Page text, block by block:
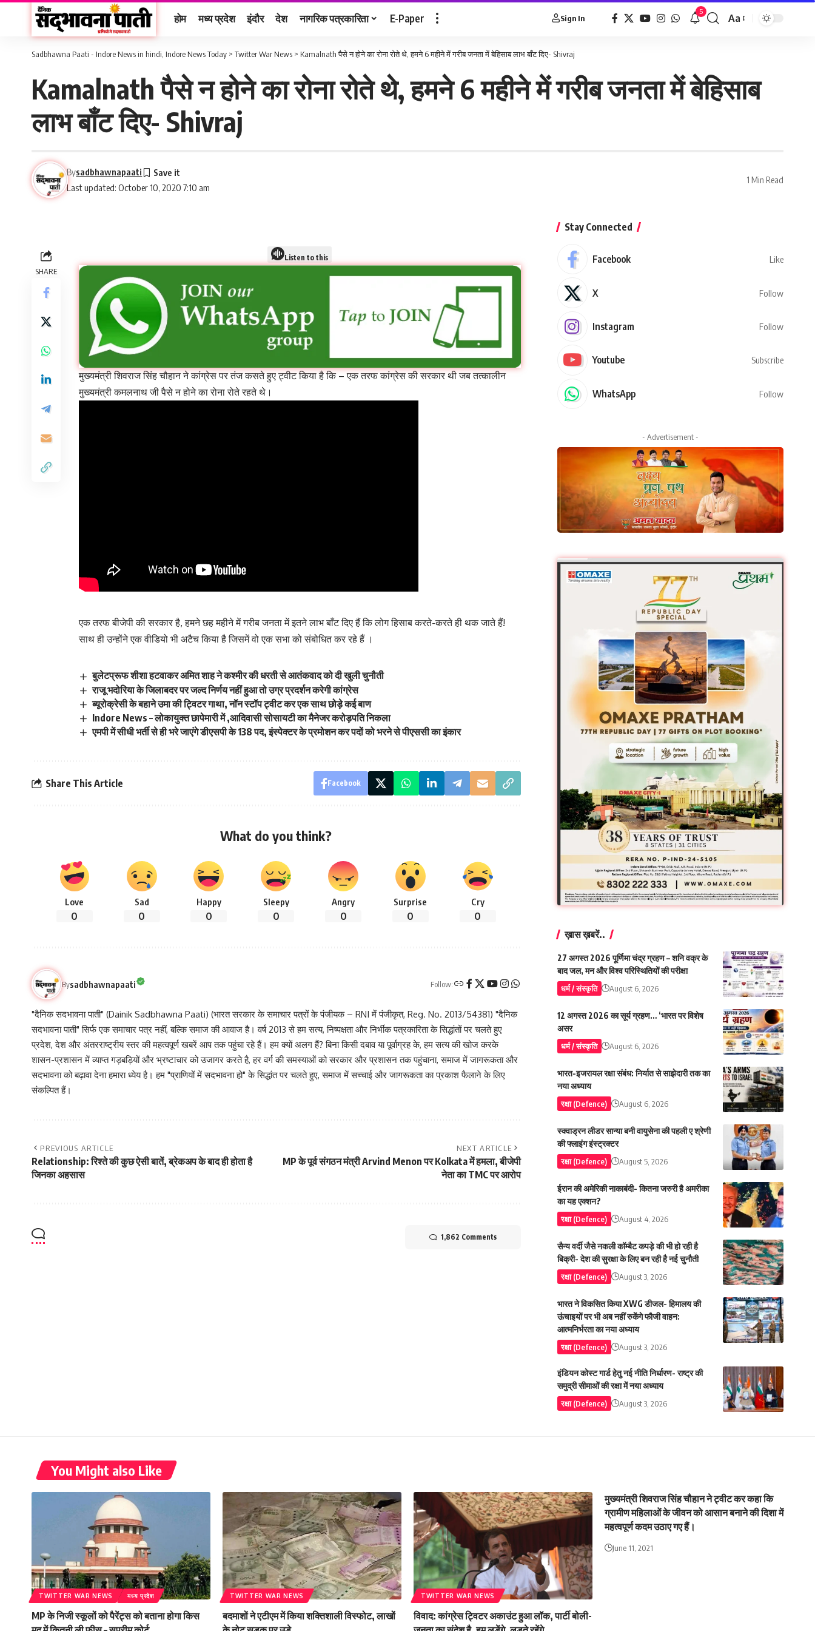
होम मध्य प्रदेश इंदौर देश नागरिक पत्रकारिता E-Paper Sign In
5
Aa
Sadbhawna Paati - Indore News in hindi, Indore News Today > Twitter War News > Kamalnath पैसे न होने का रोना रोते थे, हमने 6 महीने में गरीब जनता में बेहिसाब लाभ बाँट दिए- Shivraj
Kamalnath पैसे न होने का रोना रोते थे, हमने 6 महीने में गरीब जनता में बेहिसाब
लाभ बाँट दिए- Shivraj
Last updated: October 10, 2020 7:10 am
Bysadbhawnapaati
1 Min Read
SHARE
Listen to this
मुख्यमंत्री शिवराज सिंह चौहान ने कांग्रेस पर तंज कसते हुए ट्वीट किया है कि – एक तरफ कांग्रेस की सरकार थी जब तत्कालीन
मुख्यमंत्री कमलनाथ जी पैसे न होने का रोना रोते रहते थे।
एक तरफ बीजेपी की सरकार है, हमने छह महीने में गरीब जनता में इतने लाभ बाँट दिए हैं कि लोग हिसाब करते-करते ही थक जाते हैं!
साथ ही उन्होंने एक वीडियो भी अटैच किया है जिसमें वो एक सभा को संबोधित कर रहे हैं ।
बुलेटप्रूफ शीशा हटवाकर अमित शाह ने कश्मीर की धरती से आतंकवाद को दी खुली चुनौती
राजू भदोरिया के जिलाबदर पर जल्द निर्णय नहीं हुआ तो उग्र प्रदर्शन करेगी कांग्रेस
ब्यूरोक्रेसी के बहाने उमा की ट्विटर गाथा, नॉन स्टॉप ट्वीट कर एक साथ छोड़े कई बाण
Indore News – लोकायुक्त छापेमारी में ,आदिवासी सोसायटी का मैनेजर करोड़पति निकला
एमपी में सीधी भर्ती से ही भरे जाएंगे डीएसपी के 138 पद, इंस्पेक्टर के प्रमोशन कर पदों को भरने से पीएससी का इंकार
Share This Article Facebook
What do you think?
Love
0
Sad
0
Happy
0
Sleepy
0
Angry
0
Surprise
0
Cry
0
Bysadbhawnapaati Follow:
"दैनिक सदभावना पाती" (Dainik Sadbhawna Paati) (भारत सरकार के समाचार पत्रों के पंजीयक – RNI में पंजीकृत, Reg. No. 2013/54381) "दैनिक
सदभावना पाती" सिर्फ एक समाचार पत्र नहीं, बल्कि समाज की आवाज है। वर्ष 2013 से हम सत्य, निष्पक्षता और निर्भीक पत्रकारिता के सिद्धांतों पर चलते हुए
प्रदेश, देश और अंतरराष्ट्रीय स्तर की महत्वपूर्ण खबरें आप तक पहुंचा रहे हैं। हम क्यों अलग हैं? बिना किसी दबाव या पूर्वाग्रह के, हम सत्य की खोज करके
शासन-प्रशासन में व्याप्त गड़बड़ियों और भ्रष्टाचार को उजागर करते है, हर वर्ग की समस्याओं को सरकार और प्रशासन तक पहुंचाना, समाज में जागरूकता और
सदभावना को बढ़ावा देना हमारा ध्येय है। हम "प्राणियों में सदभावना हो" के सिद्धांत पर चलते हुए, समाज में सच्चाई और जागरूकता का प्रकाश फैलाने के लिए
संकल्पित हैं।
PREVIOUS ARTICLE
Relationship: रिश्ते की कुछ ऐसी बातें, ब्रेकअप के बाद ही होता है
जिनका अहसास
NEXT ARTICLE
MP के पूर्व संगठन मंत्री Arvind Menon पर Kolkata में हमला, बीजेपी
नेता का TMC पर आरोप
1,862 Comments
Stay Connected
Facebook Like
X Follow
Instagram Follow
Youtube Subscribe
WhatsApp Follow
- Advertisement -
ख़ास ख़बरें..
27 अगस्त 2026 पूर्णिमा चंद्र ग्रहण – शनि वक्र के
बाद जल, मन और विश्व परिस्थितियों की परीक्षा
धर्म / संस्कृति August 6, 2026
12 अगस्त 2026 का सूर्य ग्रहण… ‘भारत पर विशेष
असर
धर्म / संस्कृति August 6, 2026
भारत-इजरायल रक्षा संबंध: निर्यात से साझेदारी तक का
नया अध्याय
रक्षा (Defence) August 6, 2026
स्क्वाड्रन लीडर सान्या बनी वायुसेना की पहली ए श्रेणी
की फ्लाइंग इंस्ट्रक्टर
रक्षा (Defence) August 5, 2026
ईरान की अमेरिकी नाकाबंदी- कितना जरुरी है अमरीका
का यह एक्शन?
रक्षा (Defence) August 4, 2026
सैन्य वर्दी जैसे नकली कॉम्बैट कपड़े की भी हो रही है
बिक्री- देश की सुरक्षा के लिए बन रही है नई चुनौती
रक्षा (Defence) August 3, 2026
भारत ने विकसित किया XWG डीजल- हिमालय की
ऊंचाइयों पर भी अब नहीं रुकेंगे फौजी वाहन:
आत्मनिर्भरता का नया अध्याय
रक्षा (Defence) August 3, 2026
इंडियन कोस्ट गार्ड हेतु नई नीति निर्धारण- राष्ट्र की
समुद्री सीमाओं की रक्षा में नया अध्याय
रक्षा (Defence) August 3, 2026
You Might also Like
TWITTER WAR NEWS मध्य प्रदेश
MP के निजी स्कूलों को पैरेंट्स को बताना होगा किस
TWITTER WAR NEWS
बदमाशों ने एटीएम में किया शक्तिशाली विस्फोट, लाखों
TWITTER WAR NEWS
विवाद: कांग्रेस ट्विटर अकाउंट हुआ लॉक, पार्टी बोली-
मुख्यमंत्री शिवराज सिंह चौहान ने ट्वीट कर कहा कि
ग्रामीण महिलाओं के जीवन को आसान बनाने की दिशा में
महत्वपूर्ण कदम उठाए गए हैं।
June 11, 2021